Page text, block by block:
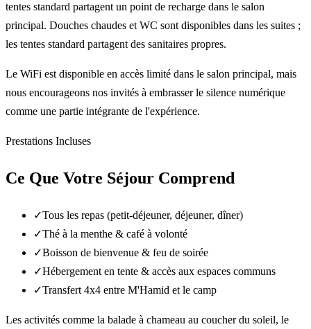
tentes standard partagent un point de recharge dans le salon
principal. Douches chaudes et WC sont disponibles dans les suites ;
les tentes standard partagent des sanitaires propres.
Le WiFi est disponible en accès limité dans le salon principal, mais
nous encourageons nos invités à embrasser le silence numérique
comme une partie intégrante de l'expérience.
Prestations Incluses
Ce Que Votre Séjour Comprend
✓Tous les repas (petit-déjeuner, déjeuner, dîner)
✓Thé à la menthe & café à volonté
✓Boisson de bienvenue & feu de soirée
✓Hébergement en tente & accès aux espaces communs
✓Transfert 4x4 entre M'Hamid et le camp
Les activités comme la balade à chameau au coucher du soleil, le